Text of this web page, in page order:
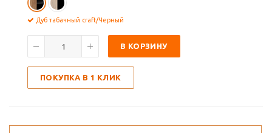
Дуб табачный craft/Черный
В КОРЗИНУ
ПОКУПКА В 1 КЛИК